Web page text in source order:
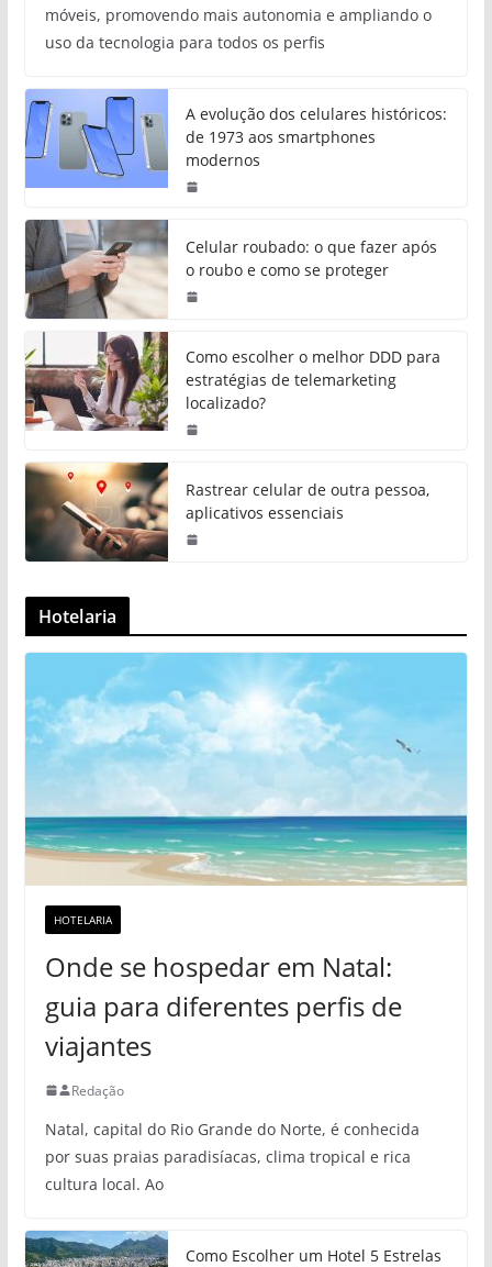
móveis, promovendo mais autonomia e ampliando o
uso da tecnologia para todos os perfis
A evolução dos celulares históricos:
de 1973 aos smartphones
modernos
Celular roubado: o que fazer após
o roubo e como se proteger
Como escolher o melhor DDD para
estratégias de telemarketing
localizado?
Rastrear celular de outra pessoa,
aplicativos essenciais
Hotelaria
HOTELARIA
Onde se hospedar em Natal:
guia para diferentes perfis de
viajantes
Redação
Natal, capital do Rio Grande do Norte, é conhecida
por suas praias paradisíacas, clima tropical e rica
cultura local. Ao
Como Escolher um Hotel 5 Estrelas